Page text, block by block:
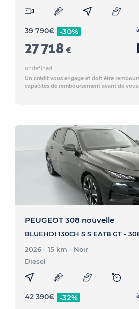
39 790€ -30%
27 718 €
undefined
Un crédit vous engage et doit être
capacités de remboursement avant de
PEUGEOT 308 nouvelle
2026 - 15 km - Noir
Diesel
42 390€ -32%